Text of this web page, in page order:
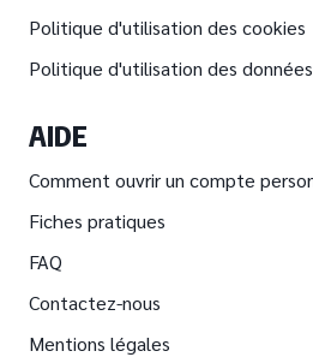
Politique d'utilisation des cookies
Politique d'utilisation des
AIDE
Comment ouvrir un compte
Fiches pratiques
FAQ
Contactez-nous
Mentions légales